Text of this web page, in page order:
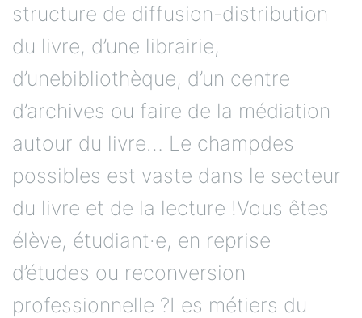
structure de diffusion-distribution
du livre, d’une librairie,
d’unebibliothèque, d’un centre
d’archives ou faire de la médiation
autour du livre… Le champdes
possibles est vaste dans le secteur
du livre et de la lecture !Vous êtes
élève, étudiant·e, en reprise
d’études ou reconversion
professionnelle ?Les métiers du